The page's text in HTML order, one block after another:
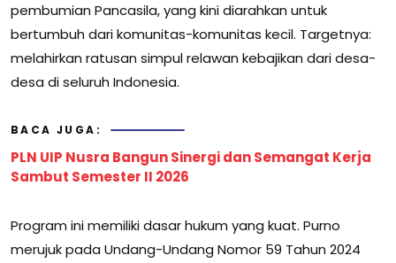
pembumian Pancasila, yang kini diarahkan untuk
bertumbuh dari komunitas-komunitas kecil. Targetnya:
melahirkan ratusan simpul relawan kebajikan dari desa-
desa di seluruh Indonesia.
BACA JUGA:
PLN UIP Nusra Bangun Sinergi dan Semangat Kerja
Sambut Semester II 2026
Program ini memiliki dasar hukum yang kuat. Purno
merujuk pada Undang-Undang Nomor 59 Tahun 2024